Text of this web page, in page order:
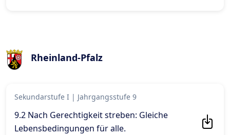
Rheinland-Pfalz
Sekundarstufe I | Jahrgangsstufe 9
9.2 Nach Gerechtigkeit streben: Gleiche
Lebensbedingungen für alle.